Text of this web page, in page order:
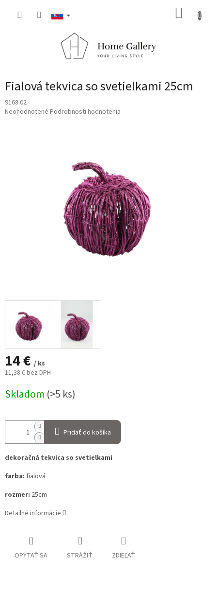
Fialová tekvica so svetielkami 25cm
9168.02
Priemerné
Neohodnotené Podrobnosti hodnotenia
14 € / ks
11,38 € bez DPH
cena:
Skladom (>5 ks)
Pridať do košíka
dekoračná tekvica so svetielkami
farba: fialová
rozmer: 25cm
Detailné informácie
OPÝTAŤ SA STRÁŽIŤ ZDIEĽAŤ